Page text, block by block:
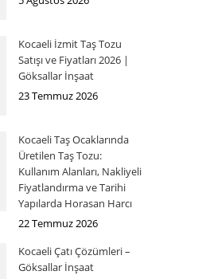
Kocaeli İzmit Taş Tozu
Satışı ve Fiyatları 2026 |
Göksallar İnşaat
23 Temmuz 2026
Kocaeli Taş Ocaklarında
Üretilen Taş Tozu:
Kullanım Alanları, Nakliyeli
Fiyatlandırma ve Tarihi
Yapılarda Horasan Harcı
22 Temmuz 2026
Kocaeli Çatı Çözümleri –
Göksallar İnşaat